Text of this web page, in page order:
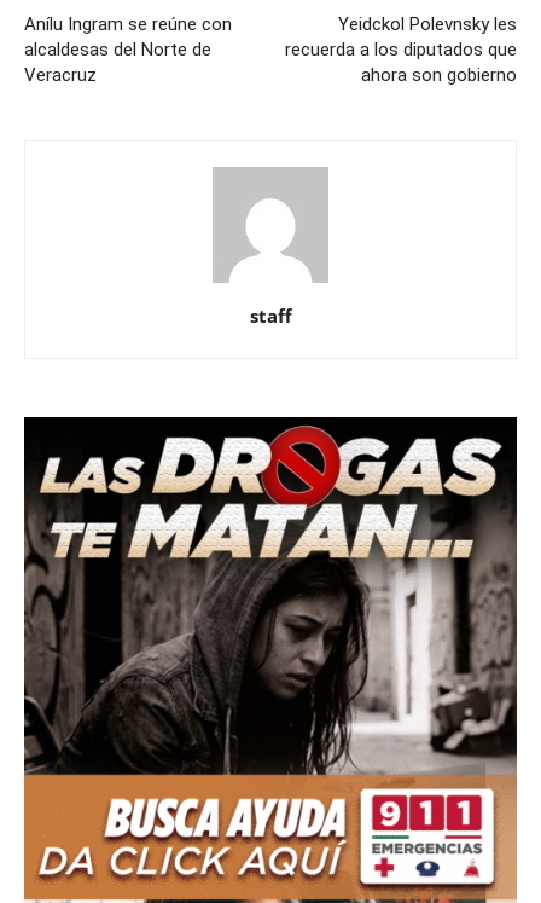
Anílu Ingram se reúne con
alcaldesas del Norte de
Veracruz
Yeidckol Polevnsky les
recuerda a los diputados que
ahora son gobierno
staff